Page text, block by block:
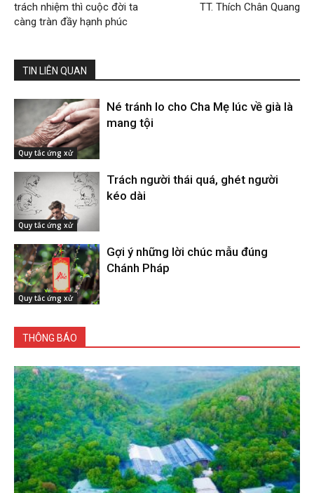
trách nhiệm thì cuộc đời ta
càng tràn đầy hạnh phúc
TT. Thích Chân Quang
TIN LIÊN QUAN
Quy tắc ứng xử
Né tránh lo cho Cha Mẹ lúc về già là
mang tội
Quy tắc ứng xử
Trách người thái quá, ghét người
kéo dài
Quy tắc ứng xử
Gợi ý những lời chúc mẫu đúng
Chánh Pháp
THÔNG BÁO